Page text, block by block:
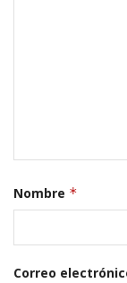
Nombre *
Correo